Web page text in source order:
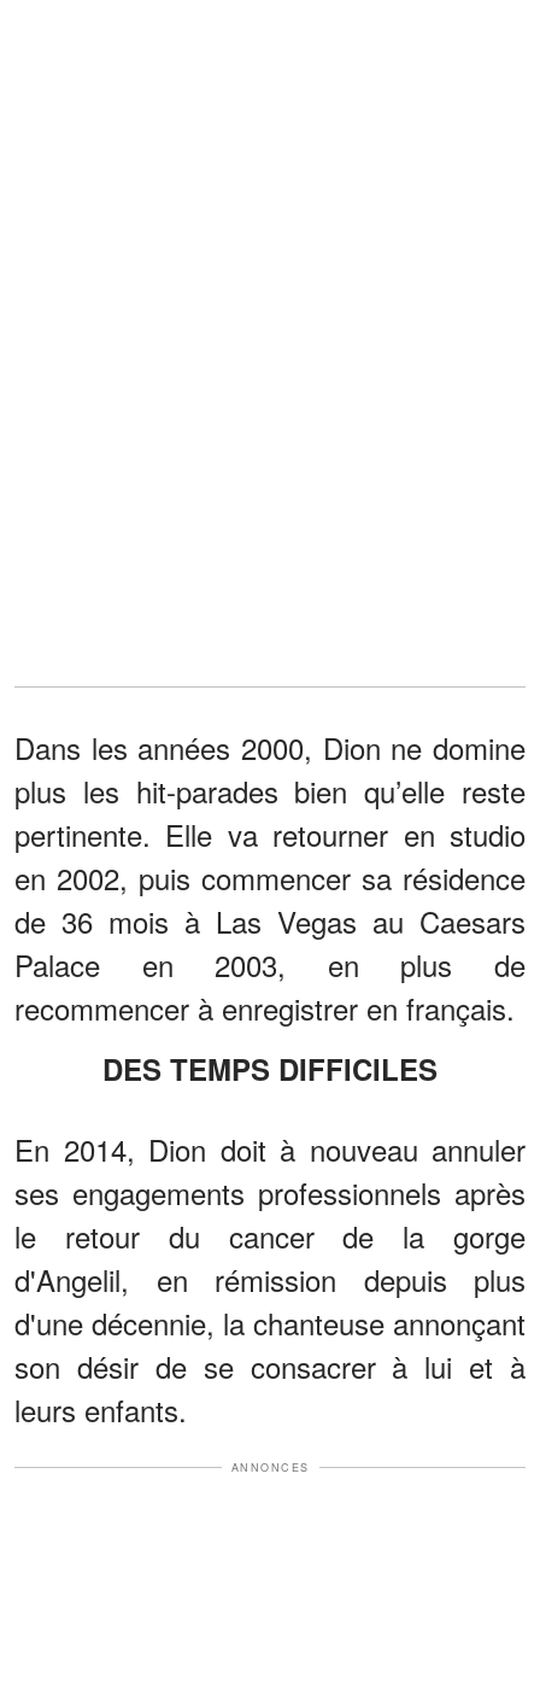
Dans les années 2000, Dion ne domine
plus les hit-parades bien qu’elle reste
pertinente. Elle va retourner en studio
en 2002, puis commencer sa résidence
de 36 mois à Las Vegas au Caesars
Palace en 2003, en plus de
recommencer à enregistrer en français.
DES TEMPS DIFFICILES
En 2014, Dion doit à nouveau annuler
ses engagements professionnels après
le retour du cancer de la gorge
d'Angelil, en rémission depuis plus
d'une décennie, la chanteuse annonçant
son désir de se consacrer à lui et à
leurs enfants.
ANNONCES